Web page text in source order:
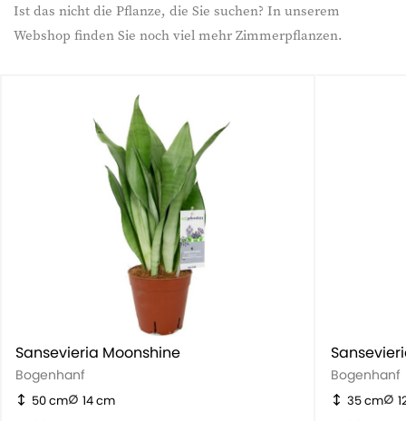
Ist das nicht die Pflanze, die Sie suchen? In unserem
Webshop finden Sie noch viel mehr Zimmerpflanzen.
Sansevieria Moonshine
Bogenhanf
50 cm 14 cm
Bogenhanf
35 cm